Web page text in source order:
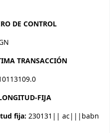
DE CONTROL
TRANSACCIÓN
FIJA
fija: 230131|| ac|||babn